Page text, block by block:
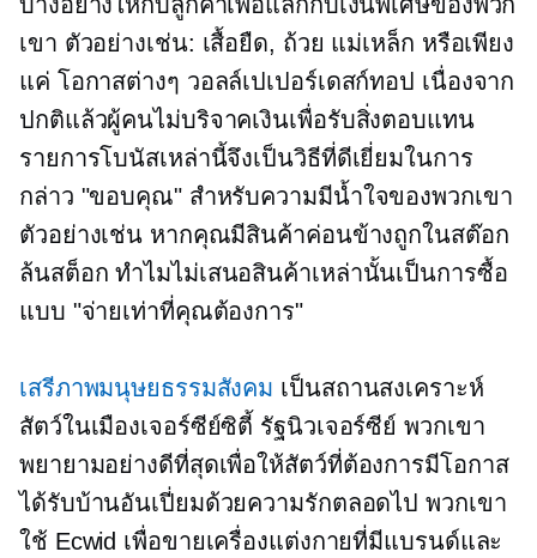
เขา ตัวอย่างเช่น: เสื้อยืด, ถ้วย แม่เหล็ก หรือเพียง
แค่ โอกาสต่างๆ วอลล์เปเปอร์เดสก์ทอป เนื่องจาก
ปกติแล้วผู้คนไม่บริจาคเงินเพื่อรับสิ่งตอบแทน
รายการโบนัสเหล่านี้จึงเป็นวิธีที่ดีเยี่ยมในการ
กล่าว "ขอบคุณ" สำหรับความมีน้ำใจของพวกเขา
ตัวอย่างเช่น หากคุณมีสินค้าค่อนข้างถูกในสต๊อก
ล้นสต็อก ทำไมไม่เสนอสินค้าเหล่านั้นเป็นการซื้อ
แบบ "จ่ายเท่าที่คุณต้องการ"
เสรีภาพมนุษยธรรมสังคม เป็นสถานสงเคราะห์
สัตว์ในเมืองเจอร์ซีย์ซิตี้ รัฐนิวเจอร์ซีย์ พวกเขา
พยายามอย่างดีที่สุดเพื่อให้สัตว์ที่ต้องการมีโอกาส
ได้รับบ้านอันเปี่ยมด้วยความรักตลอดไป พวกเขา
ใช้ Ecwid เพื่อขายเครื่องแต่งกายที่มีแบรนด์และ